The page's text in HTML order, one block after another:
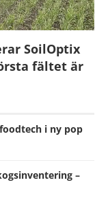
SoilOptix
fältet är
i ny pop
–